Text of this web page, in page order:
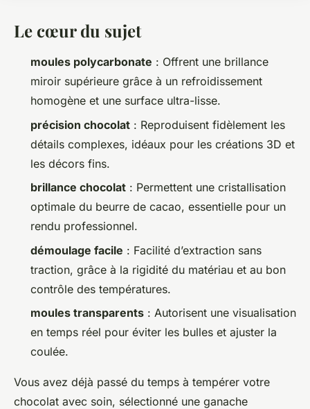
Le cœur du sujet
moules polycarbonate : Offrent une brillance
miroir supérieure grâce à un refroidissement
homogène et une surface ultra-lisse.
précision chocolat : Reproduisent fidèlement les
détails complexes, idéaux pour les créations 3D et
les décors fins.
brillance chocolat : Permettent une cristallisation
optimale du beurre de cacao, essentielle pour un
rendu professionnel.
démoulage facile : Facilité d’extraction sans
traction, grâce à la rigidité du matériau et au bon
contrôle des températures.
moules transparents : Autorisent une visualisation
en temps réel pour éviter les bulles et ajuster la
coulée.
Vous avez déjà passé du temps à tempérer votre
chocolat avec soin, sélectionné une ganache